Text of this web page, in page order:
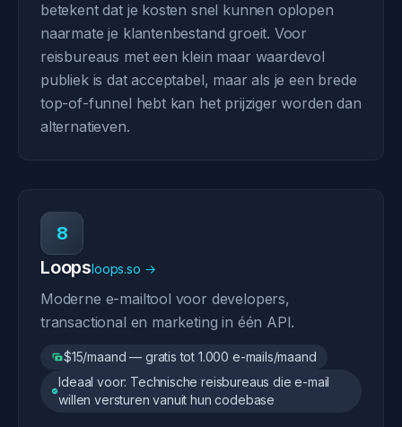
betekent dat je kosten snel kunnen oplopen
naarmate je klantenbestand groeit. Voor
reisbureaus met een klein maar waardevol
publiek is dat acceptabel, maar als je een brede
top-of-funnel hebt kan het prijziger worden dan
alternatieven.
8
Loopsloops.so →
Moderne e-mailtool voor developers,
transactional en marketing in één API.
$15/maand — gratis tot 1.000 e-mails/maand
Ideaal voor: Technische reisbureaus die e-mail
willen versturen vanuit hun codebase